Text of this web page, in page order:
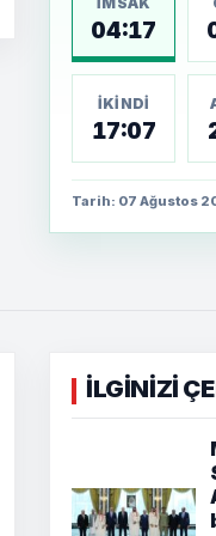
04:17
İKINDI
17:07
Tarih: 07 Ağustos
İLGİNİZİ